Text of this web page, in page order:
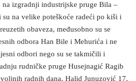
izgradnji industrijske pruge Bila –
na velike poteškoće radeći po kiši i
obaveza, međusobno su se
odbora Han Bile i Mehurića i ne
odbori nego su se takmičili i
rudničke pruge Husejnagić Ragib
radnih dana, Halid Junuzović 17,